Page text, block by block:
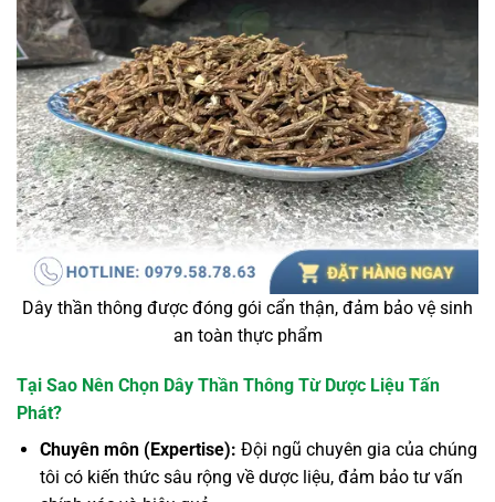
Dây thần thông được đóng gói cẩn thận, đảm bảo vệ sinh
an toàn thực phẩm
Tại Sao Nên Chọn Dây Thần Thông Từ Dược Liệu Tấn
Phát?
Chuyên môn (Expertise): Đội ngũ chuyên gia của chúng
tôi có kiến thức sâu rộng về dược liệu, đảm bảo tư vấn